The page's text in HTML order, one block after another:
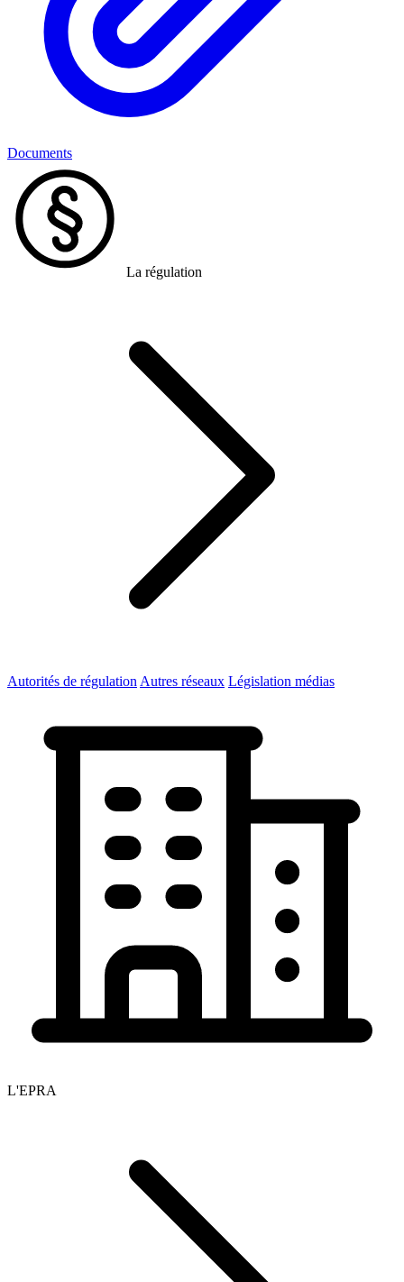
Documents
La régulation
Autorités de régulation Autres réseaux Législation médias
L'EPRA